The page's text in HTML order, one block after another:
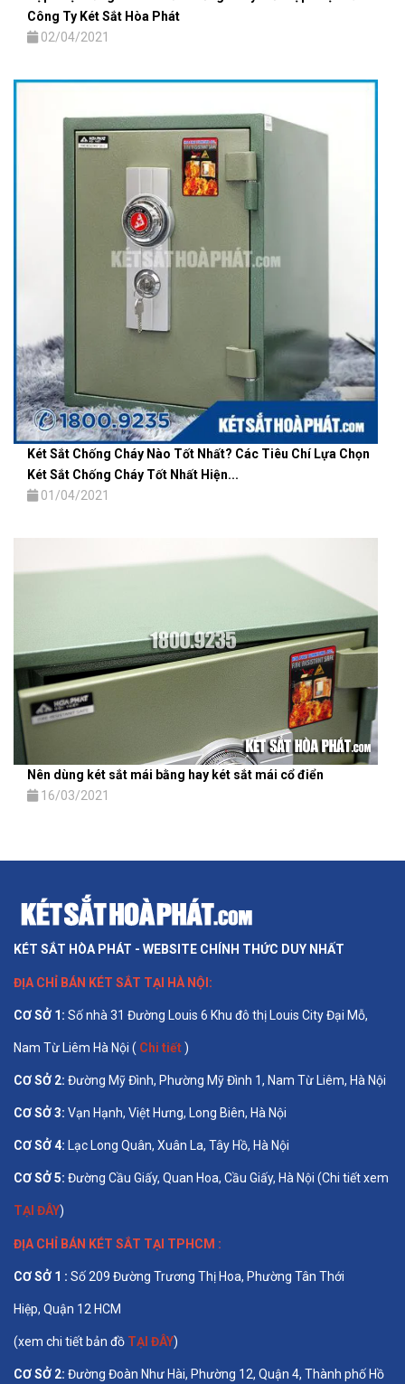
Công Ty Két Sắt Hòa Phát
02/04/2021
Két Sắt Chống Cháy Nào Tốt Nhất? Các Tiêu Chí Lựa Chọn
Két Sắt Chống Cháy Tốt Nhất Hiện...
01/04/2021
Nên dùng két sắt mái bằng hay két sắt mái cổ điển
16/03/2021
KÉT SẮT HÒA PHÁT - WEBSITE CHÍNH THỨC DUY NHẤT
ĐỊA CHỈ BÁN KÉT SẮT TẠI HÀ NỘI :
CƠ SỞ 1: Số nhà 31 Đường Louis 6 Khu đô thị Louis City Đại Mỗ,
Nam Từ Liêm Hà Nội ( Chi tiết)
CƠ SỞ 2: Đường Mỹ Đình, Phường Mỹ Đình 1, Nam Từ Liêm, Hà Nội
CƠ SỞ 3: Vạn Hạnh, Việt Hưng, Long Biên, Hà Nội
CƠ SỞ 4: Lạc Long Quân, Xuân La, Tây Hồ, Hà Nội
CƠ SỞ 5: Đường Cầu Giấy, Quan Hoa, Cầu Giấy, Hà Nội (Chi tiết xem
TẠI ĐÂY)
ĐỊA CHỈ BÁN KÉT SẮT TẠI TPHCM :
CƠ SỞ 1 : Số 209 Đường Trương Thị Hoa, Phường Tân Thới
Hiệp, Quận 12 HCM
(xem chi tiết bản đồ TẠI ĐÂY)
CƠ SỞ 2: Đường Đoàn Như Hài, Phường 12, Quận 4, Thành phố Hồ